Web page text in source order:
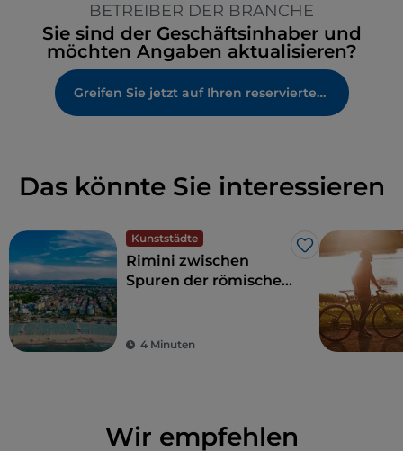
BETREIBER DER BRANCHE
Sie sind der Geschäftsinhaber und
möchten Angaben aktualisieren?
Greifen Sie jetzt auf Ihren reservierten Bereich zu
Das könnte Sie interessieren
Kunststädte
Like
Rimini zwischen
Spuren der römischen
4 Minuten
Wir empfehlen